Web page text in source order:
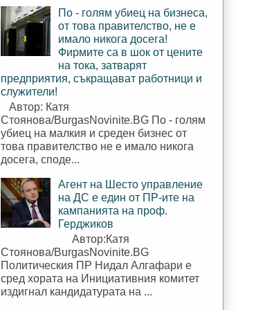
По - голям убиец на бизнеса,
от това правителство, не е
имало никога досега!
Фирмите са в шок от цените
на тока, затварят
предприятия, съкращават работници и
служители!
Автор: Катя
Стоянова/BurgasNovinite.BG По - голям
убиец на малкия и среден бизнес от
това правителство не е имало никога
досега, споде...
Агент на Шесто управление
на ДС е един от ПР-ите на
кампанията на проф.
Герджиков
Автор:Катя
Стоянова/BurgasNovinite.BG
Политическия ПР Нидал Алгафари е
сред хората на Инициативния комитет
издигнал кандидатурата на ...